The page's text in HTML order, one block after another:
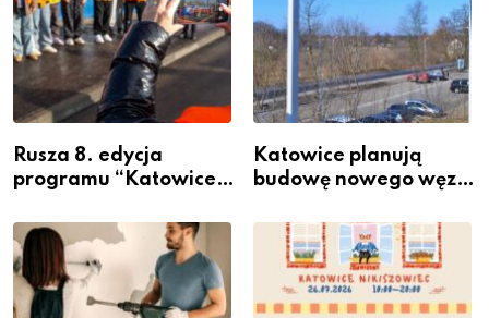
Rusza 8. edycja
programu “Katowice
– nabór dla
przedsiębiorców
Katowice planują
budowę nowego węzła
Podlesiu